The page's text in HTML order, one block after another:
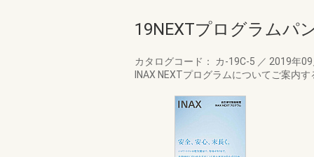
19NEXTプログラムパ
カタログコード： カ-19C-5 ／ 2019年
INAX NEXTプログラムについてご案内